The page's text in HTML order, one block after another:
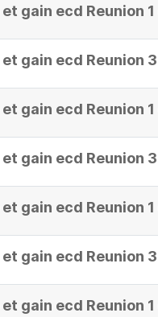
gain ecd Reunion
gain ecd Reunion
gain ecd Reunion
gain ecd Reunion
gain ecd Reunion
gain ecd Reunion
gain ecd Reunion